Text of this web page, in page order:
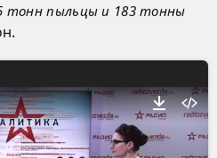
тонн пыльцы и 183 тонны